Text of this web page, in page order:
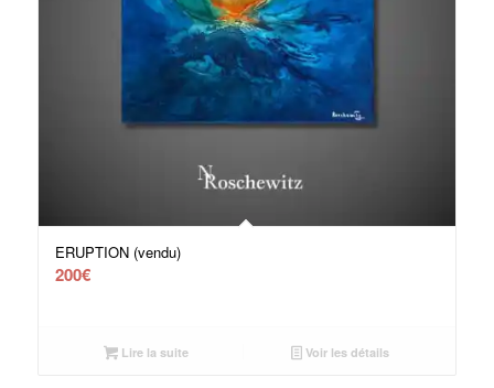
ERUPTION (vendu)
200€
Lire la suite Voir les détails